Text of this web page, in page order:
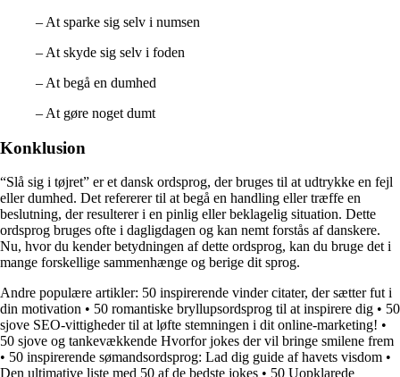
– At sparke sig selv i numsen
– At skyde sig selv i foden
– At begå en dumhed
– At gøre noget dumt
Konklusion
“Slå sig i tøjret” er et dansk ordsprog, der bruges til at udtrykke en fejl
eller dumhed. Det refererer til at begå en handling eller træffe en
beslutning, der resulterer i en pinlig eller beklagelig situation. Dette
ordsprog bruges ofte i dagligdagen og kan nemt forstås af danskere.
Nu, hvor du kender betydningen af dette ordsprog, kan du bruge det i
mange forskellige sammenhænge og berige dit sprog.
Andre populære artikler: 50 inspirerende vinder citater, der sætter fut i
din motivation • 50 romantiske bryllupsordsprog til at inspirere dig • 50
sjove SEO-vittigheder til at løfte stemningen i dit online-marketing! •
50 sjove og tankevækkende Hvorfor jokes der vil bringe smilene frem
• 50 inspirerende sømandsordsprog: Lad dig guide af havets visdom •
Den ultimative liste med 50 af de bedste jokes • 50 Uopklarede